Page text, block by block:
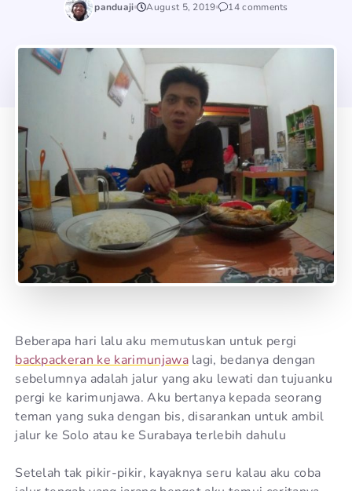
panduaji August 5, 2019 14 comments
Beberapa hari lalu aku memutuskan untuk pergi
backpackeran ke karimunjawalagi, bedanya dengan
sebelumnya adalah jalur yang aku lewati dan tujuanku
pergi ke karimunjawa. Aku bertanya kepada seorang
teman yang suka dengan bis, disarankan untuk ambil
jalur ke Solo atau ke Surabaya terlebih dahulu
Setelah tak pikir-pikir, kayaknya seru kalau aku coba